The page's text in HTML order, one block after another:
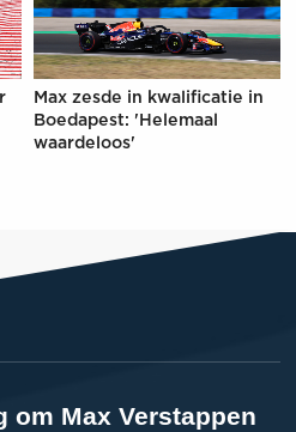
Max zesde in kwalificatie in
Boedapest: 'Helemaal
waardeloos'
om Max Verstappen